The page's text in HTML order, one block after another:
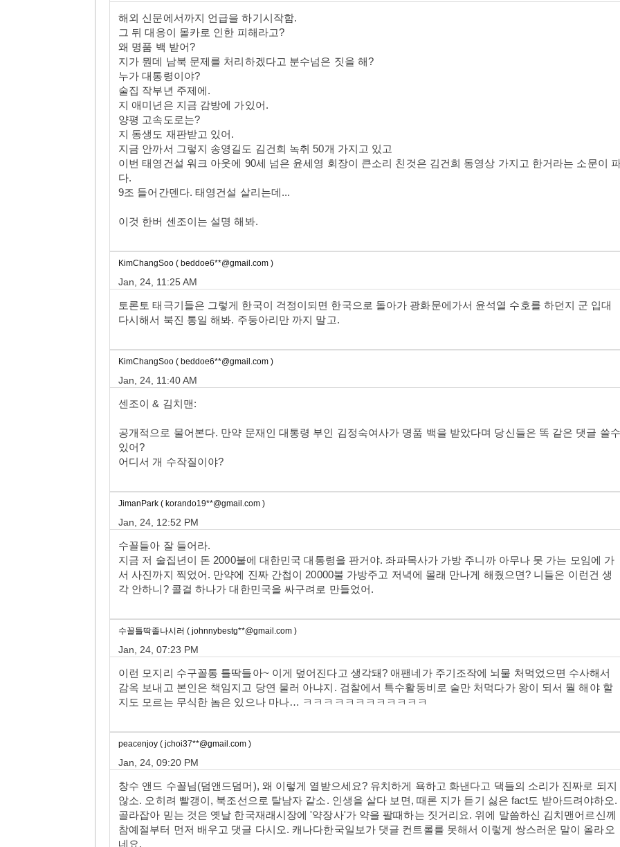
해외 신문에서까지 언급을 하기시작함.
그 뒤 대응이 몰카로 인한 피해라고?
왜 명품 백 받어?
지가 뭔데 남북 문제를 처리하겠다고 분수넘은 짓을 해?
누가 대통령이야?
술집 작부년 주제에.
지 애미년은 지금 감방에 가있어.
양평 고속도로는?
지 동생도 재판받고 있어.
지금 안까서 그렇지 송영길도 김건희 녹취 50개 가지고 있고
이번 태영건설 워크 아웃에 90세 넘은 윤세영 회장이 큰소리 친것은 김건희 동영상 가지고 한거라는 소문이
다.
9조 들어간덴다. 태영건설 살리는데...
이것 한버 센조이는 설명 해봐.
KimChangSoo ( beddoe6**@gmail.com )
Jan, 24, 11:25 AM
토론토 태극기들은 그렇게 한국이 걱정이되면 한국으로 돌아가 광화문에가서 윤석열 수호를 하던지 군 입대
다시해서 북진 통일 해봐. 주둥아리만 까지 말고.
KimChangSoo ( beddoe6**@gmail.com )
Jan, 24, 11:40 AM
센조이 & 김치맨:
공개적으로 물어본다. 만약 문재인 대통령 부인 김정숙여사가 명품 백을 받았다며 당신들은 똑 같은 댓글 쓸수
있어?
어디서 개 수작질이야?
JimanPark ( korando19**@gmail.com )
Jan, 24, 12:52 PM
수꼴들아 잘 들어라.
지금 저 술집년이 돈 2000불에 대한민국 대통령을 판거야. 좌파목사가 가방 주니까 아무나 못 가는 모임에 가
서 사진까지 찍었어. 만약에 진짜 간첩이 20000불 가방주고 저녁에 몰래 만나게 해줬으면? 니들은 이런건 생
각 안하니? 콜걸 하나가 대한민국을 싸구려로 만들었어.
수꼴틀딱졸나시러 ( johnnybestg**@gmail.com )
Jan, 24, 07:23 PM
이런 모지리 수구꼴통 틀딱들아~ 이게 덮어진다고 생각돼? 애팬네가 주기조작에 뇌물 처먹었으면 수사해서
감옥 보내고 본인은 책임지고 당연 물러 아냐지. 검찰에서 특수활동비로 술만 처먹다가 왕이 되서 뭘 해야 할
지도 모르는 무식한 놈은 있으나 마나… ㅋㅋㅋㅋㅋㅋㅋㅋㅋㅋㅋㅋ
peacenjoy ( jchoi37**@gmail.com )
Jan, 24, 09:20 PM
창수 앤드 수꼴님(덤앤드덤머), 왜 이렇게 열받으세요? 유치하게 욕하고 화낸다고 댁들의 소리가 진짜로 되지
않소. 오히려 빨갱이, 북조선으로 탈남자 같소. 인생을 살다 보면, 때론 지가 듣기 싫은 fact도 받아드려야하오.
골라잡아 믿는 것은 옛날 한국재래시장에 '약장사'가 약을 팔때하는 짓거리요. 위에 말씀하신 김치맨어르신께
참예절부터 먼저 배우고 댓글 다시오. 캐나다한국일보가 댓글 컨트롤를 못해서 이렇게 쌍스러운 말이 올라오
네요.